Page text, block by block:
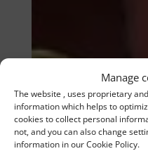
Manage
The website , uses proprietary
information which helps to
cookies to collect personal
not, and you can also change
information in our Cookie Policy.